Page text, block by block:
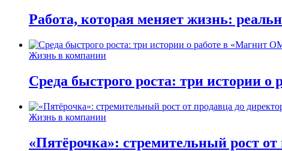
Работа, которая меняет жизнь:
Жизнь в компании
Среда быстрого роста: три истории
Жизнь в компании
«Пятёрочка»: стремительный рост от